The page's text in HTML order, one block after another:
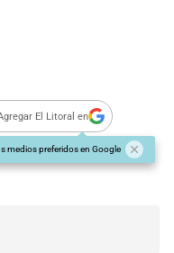
El Litoral en
medios preferidos en Google